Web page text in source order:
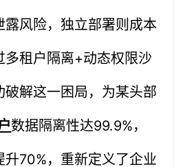
风险，独立部署则成本
多租户隔离+动态权限沙
解这一困局，为某头部
数据隔离性达99.9%，
升70%，重新定义了企业